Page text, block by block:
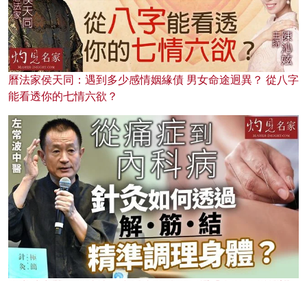
曆法家侯天同：遇到多少感情姻緣債 男女命途迥異？ 從八字
能看透你的七情六欲？